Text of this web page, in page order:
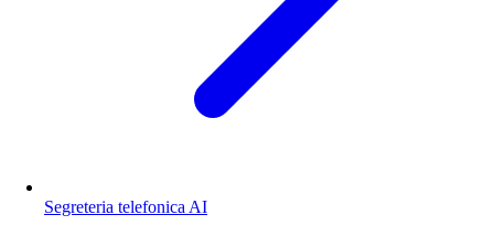
Segreteria telefonica AI